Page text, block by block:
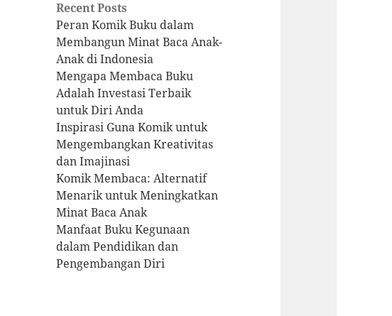
Recent Posts
Peran Komik Buku dalam
Membangun Minat Baca Anak-
Anak di Indonesia
Mengapa Membaca Buku
Adalah Investasi Terbaik
untuk Diri Anda
Inspirasi Guna Komik untuk
Mengembangkan Kreativitas
dan Imajinasi
Komik Membaca: Alternatif
Menarik untuk Meningkatkan
Minat Baca Anak
Manfaat Buku Kegunaan
dalam Pendidikan dan
Pengembangan Diri